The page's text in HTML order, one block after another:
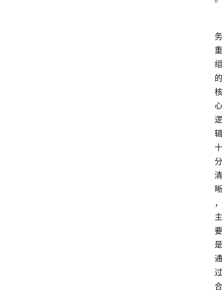
务
重
组
的
核
心
逻
辑
十
分
清
晰
，
主
要
是
通
过
合